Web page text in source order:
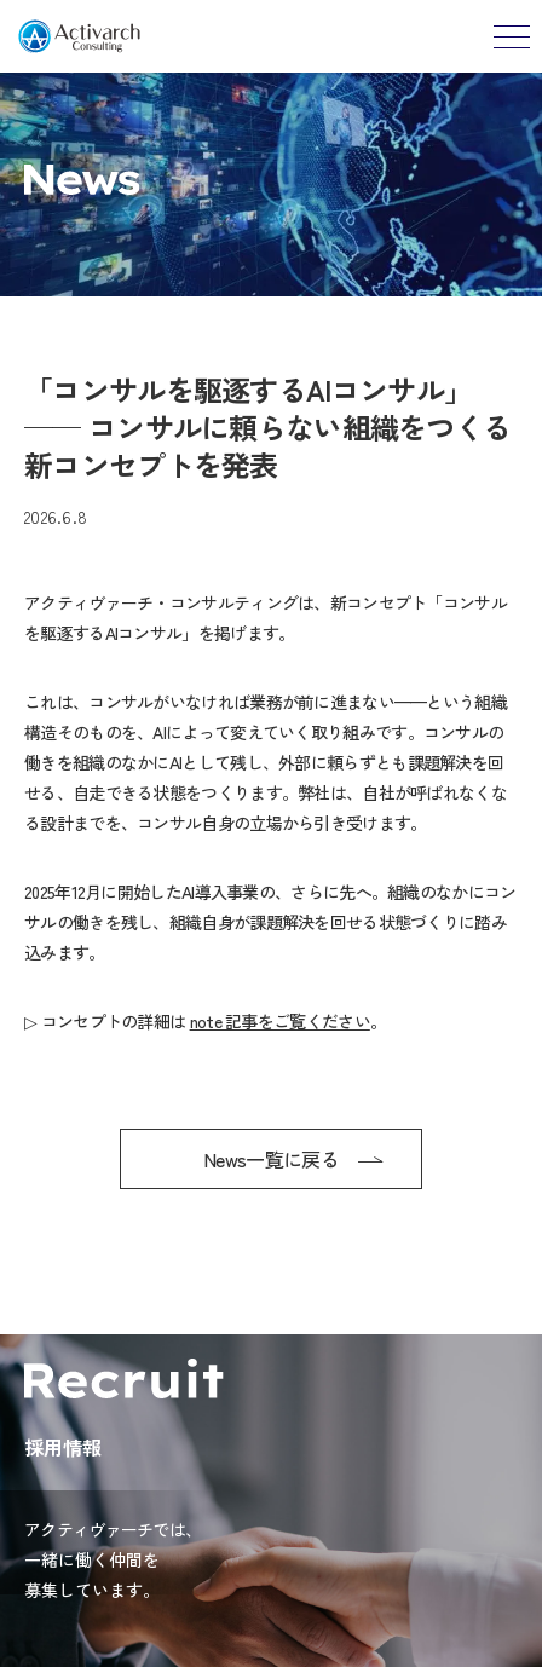
「コンサルを駆逐するAIコンサル」
── コンサルに頼らない組織をつくる
新コンセプトを発表
2026.6.8
アクティヴァーチ・コンサルティングは、新コンセプト「コンサル
を駆逐するAIコンサル」を掲げます。
これは、コンサルがいなければ業務が前に進まない——という組織
構造そのものを、AIによって変えていく取り組みです。コンサルの
働きを組織のなかにAIとして残し、外部に頼らずとも課題解決を回
せる、自走できる状態をつくります。弊社は、自社が呼ばれなくな
る設計までを、コンサル自身の立場から引き受けます。
2025年12月に開始したAI導入事業の、さらに先へ。組織のなかにコン
サルの働きを残し、組織自身が課題解決を回せる状態づくりに踏み
込みます。
▷ コンセプトの詳細は note 記事をご覧ください。
News一覧に戻る
採用情報
アクティヴァーチでは、
一緒に働く仲間を
募集しています。